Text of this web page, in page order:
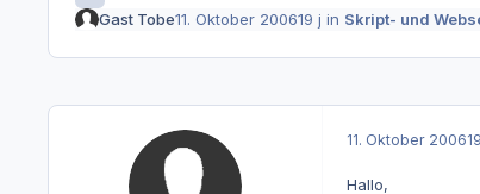
Gast Tobe11. Oktober 200619 j in Skript- und
11. Oktober 2006
Hallo,